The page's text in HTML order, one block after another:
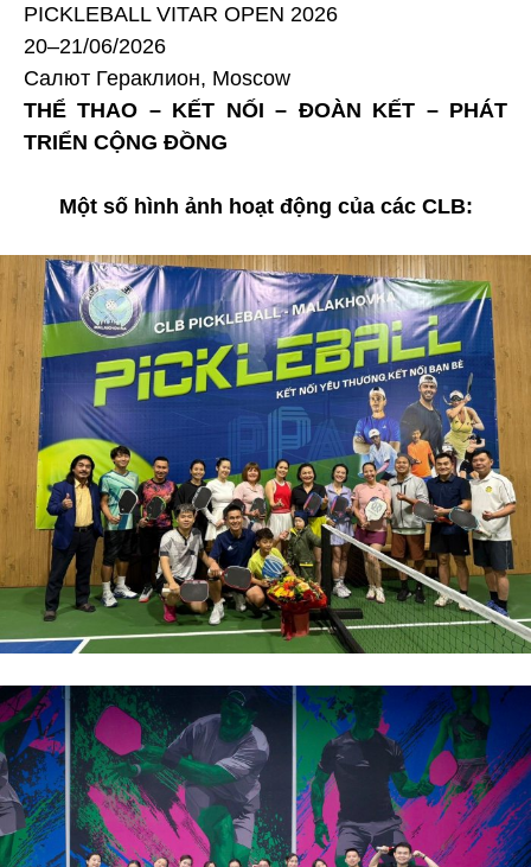
PICKLEBALL VITAR OPEN 2026
20–21/06/2026
Салют Гераклион, Moscow
THỂ THAO – KẾT NỐI – ĐOÀN KẾT – PHÁT
TRIỂN CỘNG ĐỒNG
Một số hình ảnh hoạt động của các CLB: